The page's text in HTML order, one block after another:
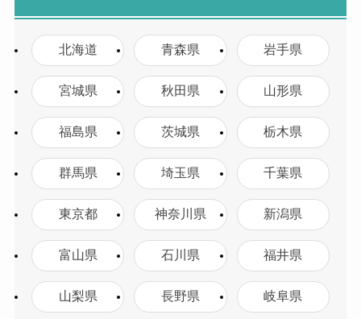
北海道 青森県 岩手県
宮城県 秋田県 山形県
福島県 茨城県 栃木県
群馬県 埼玉県 千葉県
東京都 神奈川県 新潟県
富山県 石川県 福井県
山梨県 長野県 岐阜県